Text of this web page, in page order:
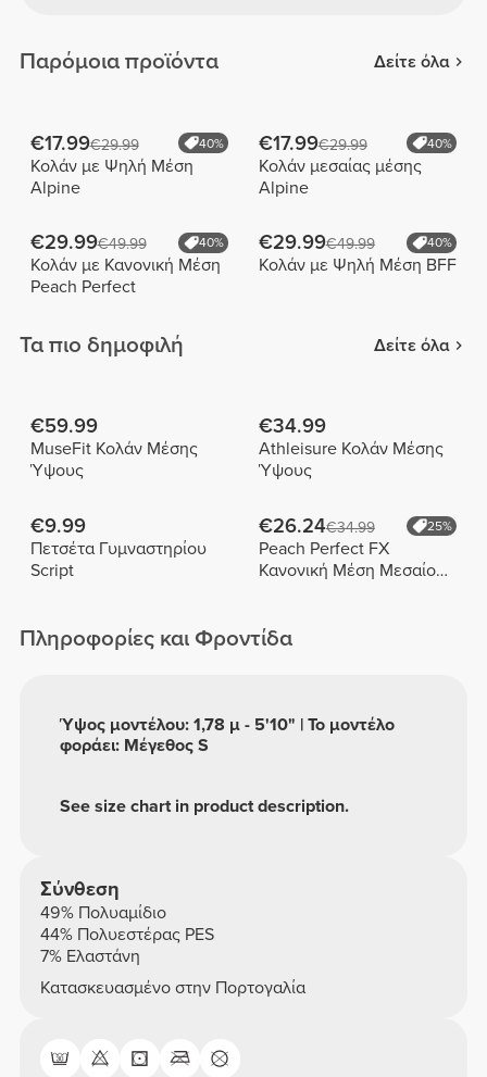
Παρόμοια προϊόντα Δείτε όλα
€17.99€29.99 40%
Κολάν με Ψηλή Μέση
Alpine
€17.99€29.99 40%
Κολάν μεσαίας μέσης
Alpine
€29.99€49.99 40%
Κολάν με Κανονική Μέση
Peach Perfect
€29.99€49.99 40%
Κολάν με Ψηλή Μέση BFF
Τα πιο δημοφιλή Δείτε όλα
€59.99
MuseFit Κολάν Μέσης
Ύψους
€34.99
Athleisure Κολάν Μέσης
Ύψους
€9.99
Πετσέτα Γυμναστηρίου
Script
€26.24€34.99 25%
Peach Perfect FX
Κανονική Μέση Μεσαίου
Πληροφορίες και Φροντίδα
See size chart in product description.
Ύψος μοντέλου: 1,78 μ - 5'10" | Το μοντέλο
φοράει: Μέγεθος S
Σύνθεση
49% Πολυαμίδιο
44% Πολυεστέρας PES
7% Ελαστάνη
Κατασκευασμένο στην Πορτογαλία